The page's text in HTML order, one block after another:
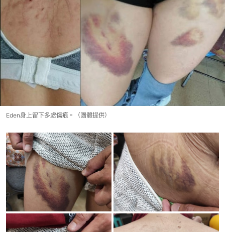
Eden身上留下多處傷痕。（團體提供）